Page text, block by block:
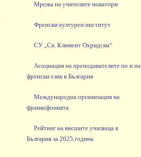
Мрежа на учителите новатори
Френски културен институт
СУ „Св. Климент Охридски“
Асоциация на преподавателите по и на
френски език в България
Международна организация на
франкофонията
Рейтинг на висшите училища в
България за 2025 година